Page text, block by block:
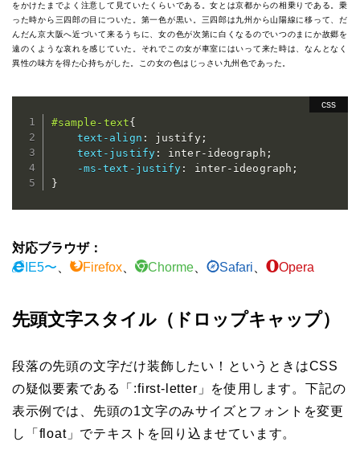
をかけたまでよく注意して見ていたくらいである。女とは京都からの相乗りである。乗
った時から三四郎の目についた。第一色が黒い。三四郎は九州から山陽線に移って、だ
んだん京大阪へ近づいて来るうちに、女の色が次第に白くなるのでいつのまにか故郷を
遠のくような哀れを感じていた。それでこの女が車室にはいって来た時は、なんとなく
異性の味方を得た心持ちがした。この女の色はじっさい九州色であった。
#sample-text{
text-align : justify;
text-justify: inter-ideograph ;
-ms-text-justify : inter-ideograph ;
}
対応ブラウザ：
IE5〜
Firefox Chorme Safari Opera
先頭文字スタイル（ドロップキャップ）
段落の先頭の文字だけ装飾したい！というときはCSS
の疑似要素である「:first-letter」を使用します。下記の
表示例では、先頭の1文字のみサイズとフォントを変更
し「float」でテキストを回り込ませています。